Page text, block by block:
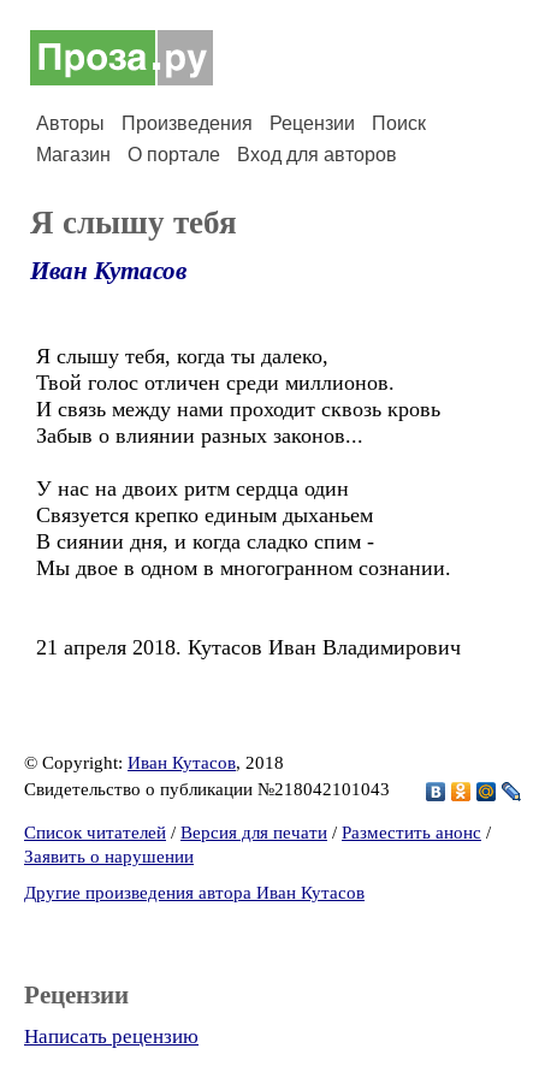
Авторы Произведения Рецензии
Поиск
Магазин
О портале Вход для авторов
Я слышу тебя
Иван Кутасов
Я слышу тебя, когда ты далеко,
Твой голос отличен среди миллионов.
И связь между нами проходит сквозь кровь
Забыв о влиянии разных законов...
У нас на двоих ритм сердца один
Связуется крепко единым дыханьем
В сиянии дня, и когда сладко спим -
Мы двое в одном в многогранном сознании.
21 апреля 2018. Кутасов Иван Владимирович
© Copyright: Иван Кутасов, 2018
Свидетельство о публикации №218042101043
Список читателей / Версия для печати / Разместить анонс /
Заявить о нарушении
Другие произведения автора Иван Кутасов
Рецензии
Написать рецензию